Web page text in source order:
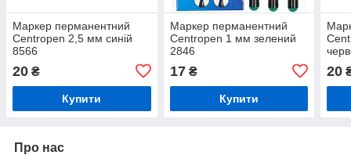
Маркер перманентний
Centropen 2,5 мм синій
8566
20 ₴
Купити
Маркер перманентний
Centropen 1 мм зелений
2846
17₴
Купити
20
Про нас